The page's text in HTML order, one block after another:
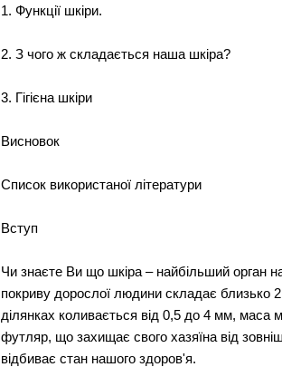
1. Функції шкіри.
2. З чого ж складається наша шкіра?
3. Гігієна шкіри
Висновок
Список використаної літератури
Вступ
Чи знаєте Ви що шкіра – найбільший орган
покриву дорослої людини складає близько
ділянках коливається від 0,5 до 4 мм, маса
футляр, що захищає свого хазяїна від
відбиває стан нашого здоров'я.